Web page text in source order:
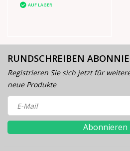
AUF LAGER
RUNDSCHREIBEN
Registrieren Sie sich jetzt für
neue Produkte
Abonnieren